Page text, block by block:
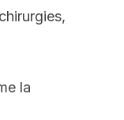
la